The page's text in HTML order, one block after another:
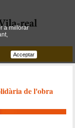
de l'obra
a millorar
Acceptar